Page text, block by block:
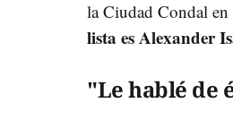
la Ciudad Condal
lista es Alexander
"Le hablé de